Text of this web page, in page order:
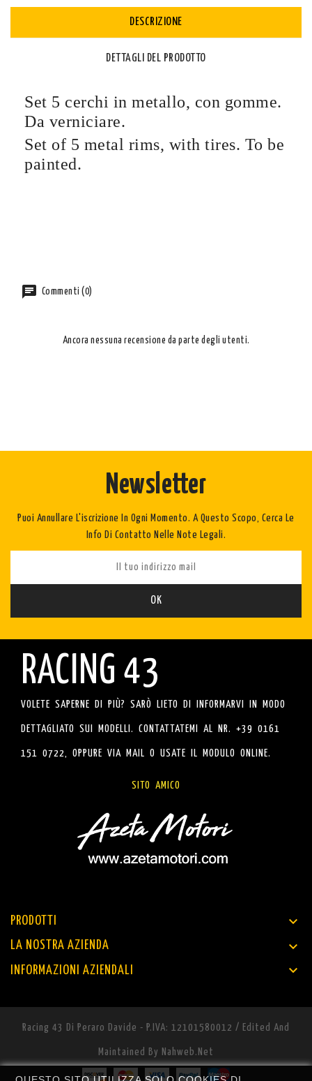
DESCRIZIONE
DETTAGLI DEL PRODOTTO
Set 5 cerchi in metallo, con gomme.
Da verniciare.
Set of 5 metal rims, with tires. To be
painted.
Commenti (0)
Ancora nessuna recensione da parte degli utenti.
Newsletter
Puoi Annullare L'iscrizione In Ogni Momento. A Questo Scopo, Cerca Le
Info Di Contatto Nelle Note Legali.
RACING 43
VOLETE SAPERNE DI PIÙ? SARÒ LIETO DI INFORMARVI IN MODO
DETTAGLIATO SUI MODELLI. CONTATTATEMI AL NR. +39 0161
151 0722, OPPURE VIA MAIL O USATE IL MODULO ONLINE.
SITO AMICO
PRODOTTI 
LA NOSTRA AZIENDA 
INFORMAZIONI AZIENDALI 
Racing 43 Di Peraro Davide - P.IVA: 12101580012 / Edited And
Maintained By Nahweb.net